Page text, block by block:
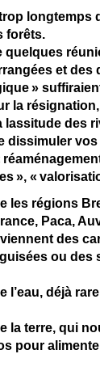
longtemps
forêts.
quelques r
ées et des
»
la r
lassitude des
dissimuler
réam
», «
les régions
Paca,
des
ou des
l’eau, déjà
la terre, qui
pour